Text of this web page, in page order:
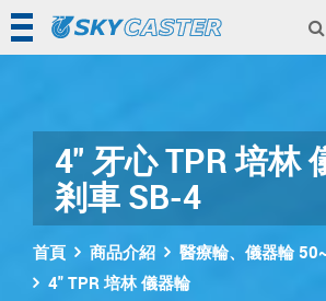
4" 牙心 TPR 培林
剎車 SB-4
首頁 商品介紹
醫療輪、儀器輪
4" TPR 培林 儀器輪